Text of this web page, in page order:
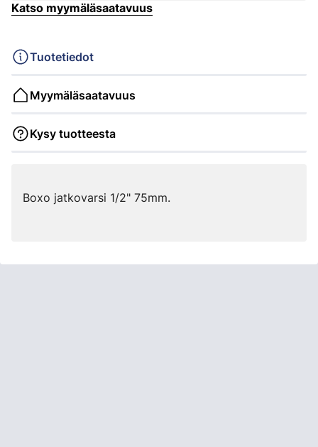
Katso myymäläsaatavuus
Tuotetiedot
Myymäläsaatavuus
Kysy tuotteesta
Boxo jatkovarsi 1/2" 75mm.